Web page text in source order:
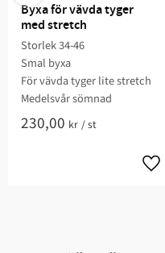
Byxa för vävda tyger
med stretch
Storlek 34-46​
Smal byxa​​
För vävda tyger lite stretch​
Medelsvår sömnad​​
230,00 kr /st